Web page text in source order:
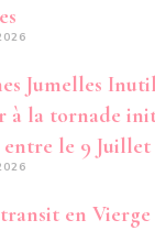
Jumelles
à la tornade
le 9 Juillet
en